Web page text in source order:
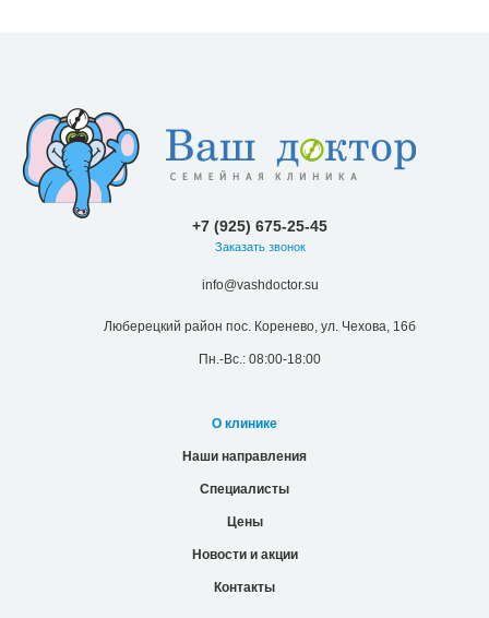
+7 (925) 675-25-45
Заказать звонок
info@vashdoctor.su
Люберецкий район пос. Коренево, ул. Чехова, 16б
Пн.-Вс.: 08:00-18:00
О клинике
Наши направления
Специалисты
Цены
Новости и акции
Контакты